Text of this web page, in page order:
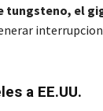
tungsteno, el
a EE.UU.